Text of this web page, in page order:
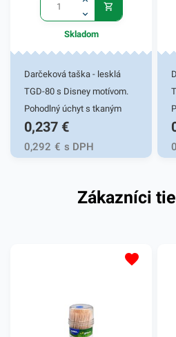
Skladom
Darčeková taška - lesklá
TGD-80 s Disney motívom.
Pohodlný úchyt s tkaným
uchom. Stabilitu zaručí
ploché dno s kvalitným
lepením. Gramáž papiera
darčekových predmetov.
0,237 €
0,292 € s DPH
Zákazníci